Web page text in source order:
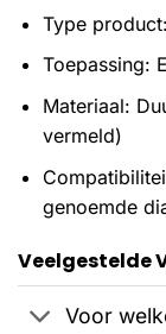
Type
Toepassing:
Materiaal:
vermeld)
genoemde
Veelgestelde
Voor